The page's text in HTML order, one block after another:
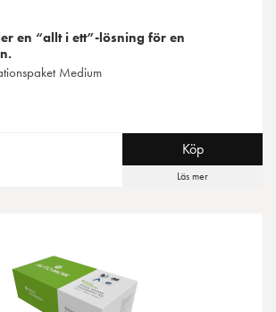
en “allt i ett”-lösning för en
Medium
Köp
Läs mer